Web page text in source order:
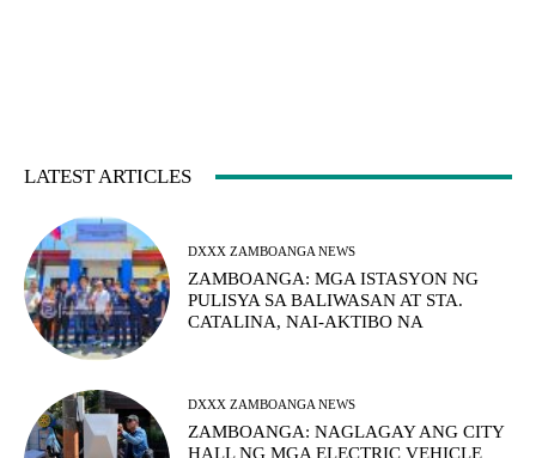
LATEST ARTICLES
DXXX ZAMBOANGA NEWS
ZAMBOANGA: MGA ISTASYON NG
PULISYA SA BALIWASAN AT STA.
CATALINA, NAI-AKTIBO NA
DXXX ZAMBOANGA NEWS
ZAMBOANGA: NAGLAGAY ANG CITY
HALL NG MGA ELECTRIC VEHICLE